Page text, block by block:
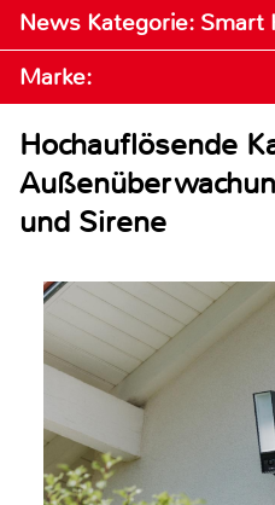
News Kategorie: Smart
Marke:
Hochauflösende
und Sirene